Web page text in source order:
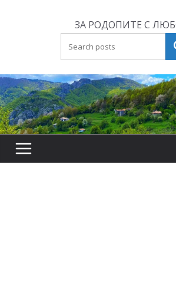
ЗА РОДОПИТЕ С